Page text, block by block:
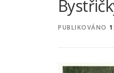
PUBLIKOVÁNO